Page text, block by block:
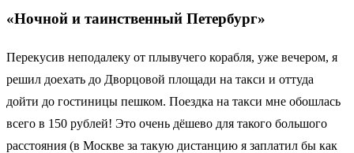
«Ночной и таинственный Петербург»
Перекусив неподалеку от плывучего корабля, уже вечером, я
решил доехать до Дворцовой площади на такси и оттуда
дойти до гостиницы пешком. Поездка на такси мне обошлась
всего в 150 рублей! Это очень дёшево для такого большого
расстояния (в Москве за такую дистанцию я заплатил бы как